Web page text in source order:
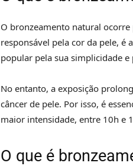
O bronzeamento natural
responsável pela cor da pele, é
popular pela sua simplicidade
No entanto, a exposição
câncer de pele. Por isso, é
maior intensidade, entre 10h e
O que é